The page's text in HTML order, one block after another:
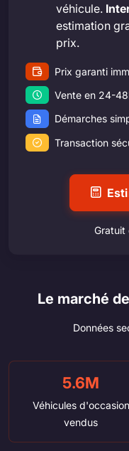
véhicule.
estimation
prix.
Prix garanti
Vente en 24-
Démarches
Transaction
Gratuit
Le marché
Données
5.6M
Véhicules d'occasion
vendus